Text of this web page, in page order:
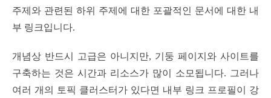
주제와 관련된 하위 주제에 대한 포괄적인 문서에 대한 내
부 링크입니다.
개념상 반드시 고급은 아니지만, 기둥 페이지와 사이트를
구축하는 것은 시간과 리소스가 많이 소모됩니다. 그러나
여러 개의 토픽 클러스터가 있다면 내부 링크 프로필이 강